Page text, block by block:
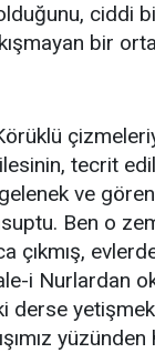
ciddi
bir
tecrit
ve
Ben o
i Nurlardan
derse